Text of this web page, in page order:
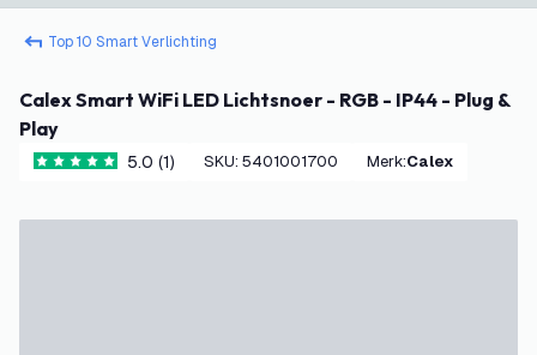
Top 10 Smart Verlichting
Calex Smart WiFi LED Lichtsnoer - RGB - IP44 - Plug &
Play
5 score sterren5.0 (1) SKU: 5401001700 Merk: Calex